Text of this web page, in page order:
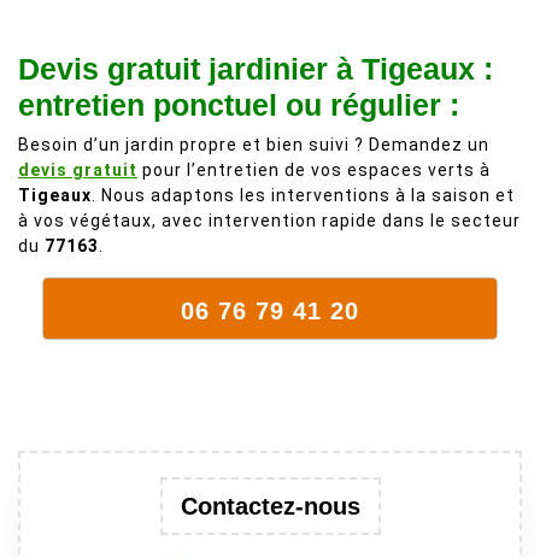
comme on en
fait plus!
débordait trop
chez les
voisins et
plein de bois
mort. C'est
délicat parce
trop lourde et
donc
Devis gratuit jardinier à Tigeaux :
entretien ponctuel ou régulier :
Besoin d’un jardin propre et bien suivi ? Demandez un
devis gratuit pour l’entretien de vos espaces verts à
Tigeaux . Nous adaptons les interventions à la saison et
à vos végétaux, avec intervention rapide dans le secteur
du 77163
06 76 79 41 20
Contactez-nous